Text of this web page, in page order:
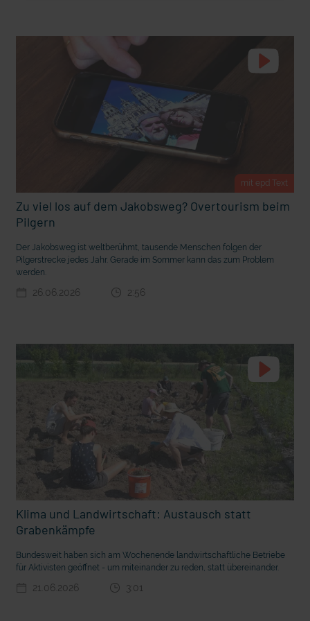
Ostern erleben wie vor 2000 Jahren in Jerusalem
Vorhang auf für Kinderzirkus Giovanni
mit epd Text
Zu viel los auf dem Jakobsweg? Overtourism beim
Pilgern
Der Jakobsweg ist weltberühmt, tausende Menschen folgen der
Pilgerstrecke jedes Jahr. Gerade im Sommer kann das zum Problem
werden.
26.06.2026 2:56
Klima und Landwirtschaft: Austausch statt
Grabenkämpfe
Bundesweit haben sich am Wochenende landwirtschaftliche Betriebe
für Aktivisten geöffnet - um miteinander zu reden, statt übereinander.
21.06.2026 3:01